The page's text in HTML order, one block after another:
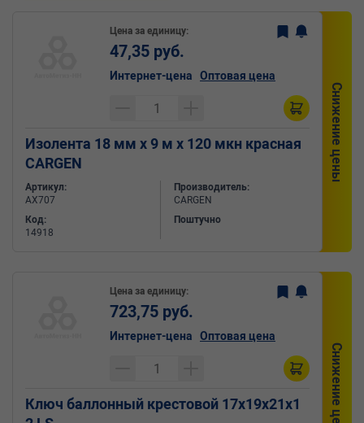
Снижение цены
Изолента 18 мм х 9 м х 120 мкн красная
CARGEN
Артикул:
AX707
Код:
14918
Производитель:
CARGEN
Поштучно
Цена за единицу:
47,35 руб.
Интернет-цена Оптовая цена
Снижение цены
Ключ баллонный крестовой 17х19х21х1
Цена за единицу:
723,75 руб.
Интернет-цена Оптовая цена